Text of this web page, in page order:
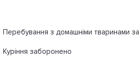
Перебування з домашніми тваринами
Куріння заборонено